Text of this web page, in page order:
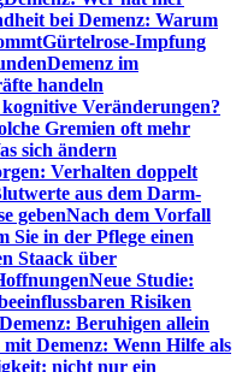
bei Demenz: Warum
Gürtelrose-Impfung
Demenz im
handeln
Veränderungen?
Gremien oft mehr
sich ändern
Verhalten doppelt
aus dem Darm-
gebenNach dem Vorfall
Sie in der Pflege einen
Staack über
Neue Studie:
Risiken
Beruhigen allein
Demenz: Wenn Hilfe als
nicht nur ein